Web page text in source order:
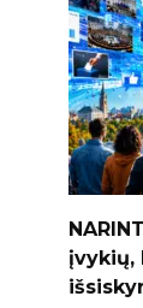
įvykių,